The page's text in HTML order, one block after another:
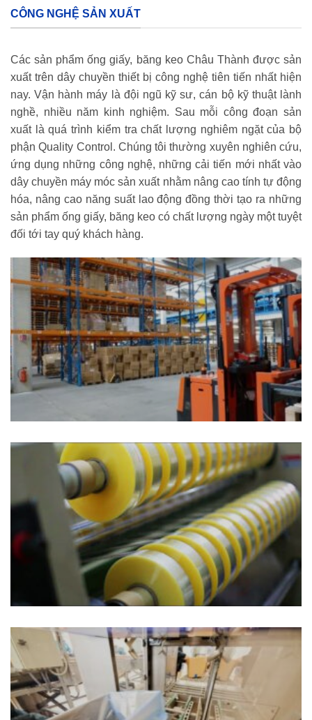
CÔNG NGHỆ SẢN XUẤT
Các sản phẩm ống giấy, băng keo Châu Thành được sản
xuất trên dây chuyền thiết bị công nghệ tiên tiến nhất hiện
nay. Vận hành máy là đội ngũ kỹ sư, cán bộ kỹ thuật lành
nghề, nhiều năm kinh nghiệm. Sau mỗi công đoạn sản
xuất là quá trình kiểm tra chất lượng nghiêm ngặt của bộ
phận Quality Control. Chúng tôi thường xuyên nghiên cứu,
ứng dụng những công nghệ, những cải tiến mới nhất vào
dây chuyền máy móc sản xuất nhằm nâng cao tính tự động
hóa, nâng cao năng suất lao động đồng thời tạo ra những
sản phẩm ống giấy, băng keo có chất lượng ngày một tuyệt
đối tới tay quý khách hàng.